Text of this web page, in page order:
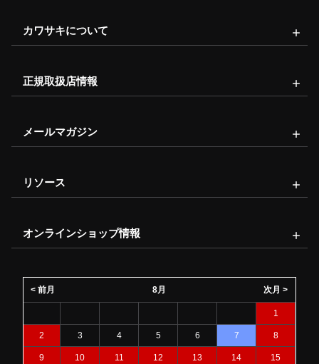
カワサキについて
正規取扱店情報
メールマガジン
リソース
オンラインショップ情報
8月
< 前月 次月 >
1
2 3 4 5 6 7 8
9 10 11 12 13 14 15